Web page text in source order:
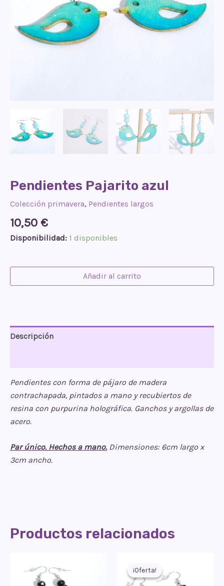
Pendientes Pajarito azul
Colección primavera, Pendientes largos
10,50 €
Disponibilidad: 1 disponibles
Añadir al carrito
Descripción
Pendientes con forma de pájaro de madera
contrachapada, pintados a mano y recubiertos de
resina con purpurina holográfica. Ganchos y argollas de
acero.
Par único. Hechos a mano. Dimensiones: 6cm largo x
3cm ancho.
Productos relacionados
¡Oferta!
¡Oferta!